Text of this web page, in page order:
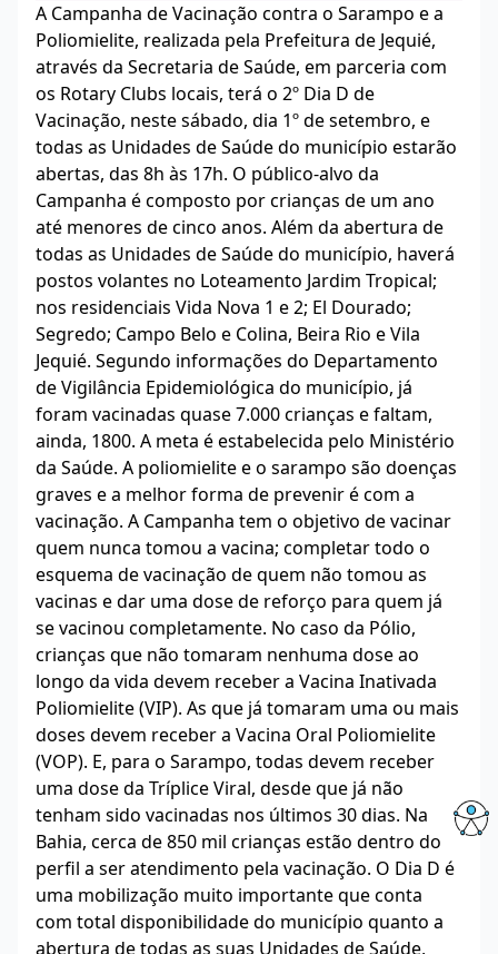
A Campanha de Vacinação contra o Sarampo e a
Poliomielite, realizada pela Prefeitura de Jequié,
através da Secretaria de Saúde, em parceria com
os Rotary Clubs locais, terá o 2º Dia D de
Vacinação, neste sábado, dia 1º de setembro, e
todas as Unidades de Saúde do município estarão
abertas, das 8h às 17h. O público-alvo da
Campanha é composto por crianças de um ano
até menores de cinco anos. Além da abertura de
todas as Unidades de Saúde do município, haverá
postos volantes no Loteamento Jardim Tropical;
nos residenciais Vida Nova 1 e 2; El Dourado;
Segredo; Campo Belo e Colina, Beira Rio e Vila
Jequié. Segundo informações do Departamento
de Vigilância Epidemiológica do município, já
foram vacinadas quase 7.000 crianças e faltam,
ainda, 1800. A meta é estabelecida pelo Ministério
da Saúde. A poliomielite e o sarampo são doenças
graves e a melhor forma de prevenir é com a
vacinação. A Campanha tem o objetivo de vacinar
quem nunca tomou a vacina; completar todo o
esquema de vacinação de quem não tomou as
vacinas e dar uma dose de reforço para quem já
se vacinou completamente. No caso da Pólio,
crianças que não tomaram nenhuma dose ao
longo da vida devem receber a Vacina Inativada
Poliomielite (VIP). As que já tomaram uma ou mais
doses devem receber a Vacina Oral Poliomielite
(VOP). E, para o Sarampo, todas devem receber
uma dose da Tríplice Viral, desde que já não
tenham sido vacinadas nos últimos 30 dias. Na
Bahia, cerca de 850 mil crianças estão dentro do
perfil a ser atendimento pela vacinação. O Dia D é
uma mobilização muito importante que conta
com total disponibilidade do município quanto a
abertura de todas as suas Unidades de Saúde,